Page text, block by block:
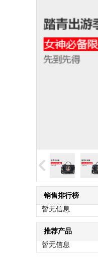
销售排行榜
暂无信息
推荐产品
暂无信息